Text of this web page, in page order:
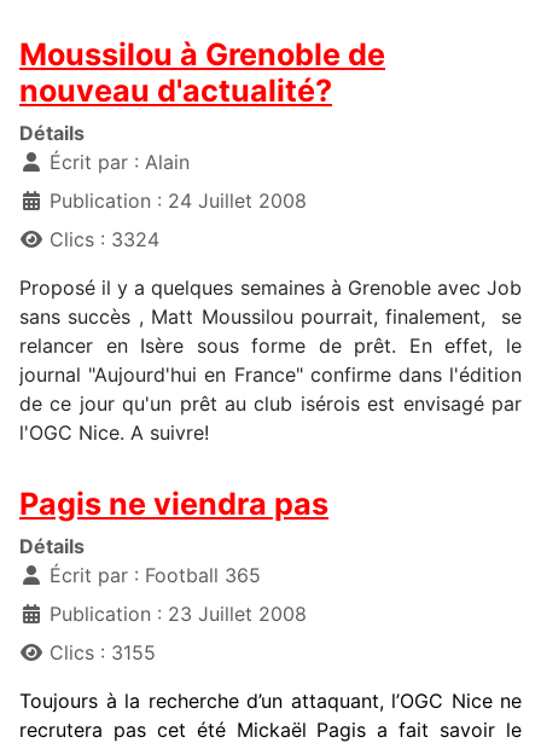
Moussilou à Grenoble de
nouveau d'actualité?
Détails
Écrit par : Alain
Publication : 24 Juillet 2008
Clics : 3324
Proposé il y a quelques semaines à Grenoble avec Job
sans succès , Matt Moussilou pourrait, finalement, se
relancer en Isère sous forme de prêt. En effet, le
journal "Aujourd'hui en France" confirme dans l'édition
de ce jour qu'un prêt au club isérois est envisagé par
l'OGC Nice. A suivre!
Pagis ne viendra pas
Détails
Écrit par : Football 365
Publication : 23 Juillet 2008
Clics : 3155
Toujours à la recherche d’un attaquant, l’OGC Nice ne
recrutera pas cet été Mickaël Pagis a fait savoir le